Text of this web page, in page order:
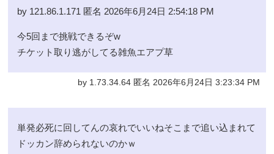
by 121.86.1.171 匿名 2026年6月24日 2:54:18 PM
今5回まで挑戦できるぞw
チケット取り逃がしてる雑魚エアプ草
by 1.73.34.64 匿名 2026年6月24日 3:23:34 PM
単発必死に回してんの哀れでいいねそこまで追い込まれて
ドッカン辞められないのかｗ